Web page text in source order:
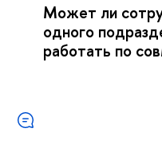
Может ли
одного
работать по